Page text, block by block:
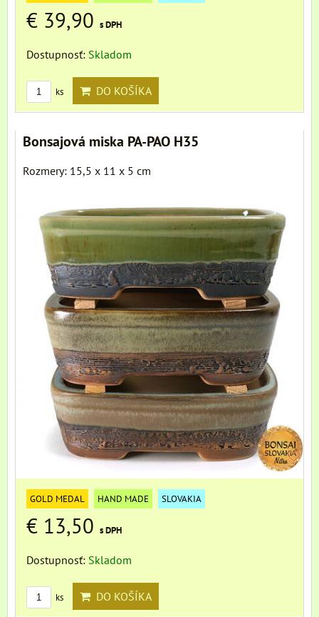
€ 39,90 s DPH
Dostupnosť: Skladom
ks DO KOŠÍKA
Bonsajová miska PA-PAO H35
Rozmery: 15,5 x 11 x 5 cm
GOLD MEDAL HAND MADE SLOVAKIA
€ 13,50 s DPH
Dostupnosť: Skladom
ks DO KOŠÍKA